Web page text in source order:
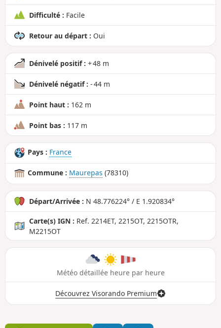
Difficulté : Facile
Retour au départ : Oui
Dénivelé positif : + 48 m
Dénivelé négatif : - 44 m
Point haut : 162 m
Point bas : 117 m
Pays : France
Commune : Maurepas (78310)
Départ/Arrivée : N 48.776224° / E 1.920834°
Carte(s) IGN : Ref. 2214ET, 2215OT, 2215OTR,
M2215OT
Météo détaillée heure par heure
Découvrez Visorando Premium